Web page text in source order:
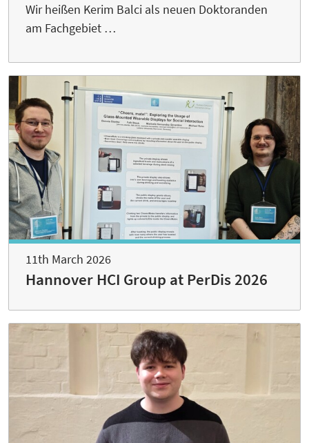
Wir heißen Kerim Balci als neuen Doktoranden
am Fachgebiet …
11th March 2026
Hannover HCI Group at PerDis 2026